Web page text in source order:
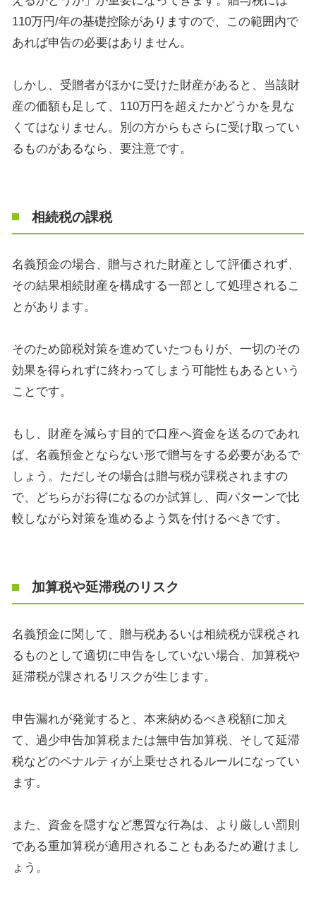
110万円/年の基礎控除がありますので、この範囲内で
あれば申告の必要はありません。
しかし、受贈者がほかに受けた財産があると、当該財
産の価額も足して、 110万円を超えたかどうかを見な
くてはなりません。別の方からもさらに受け取ってい
るものがあるなら、要注意です。
相続税の課税
名義預金の場合、贈与された財産として評価されず、
その結果相続財産を構成する一部として処理されるこ
とがあります。
そのため節税対策を進めていたつもりが、一切のその
効果を得られずに終わってしまう可能性もあるという
ことです。
もし、財産を減らす目的で口座へ資金を送るのであれ
ば、名義預金とならない形で贈与をする必要があるで
しょう。ただしその場合は贈与税が課税されますの
で、どちらがお得になるのか試算し、両パターンで比
較しながら対策を進めるよう気を付けるべきです。
加算税や延滞税のリスク
名義預金に関して、贈与税あるいは相続税が課税され
るものとして適切に申告をしていない場合、加算税や
延滞税が課されるリスクが生じます。
申告漏れが発覚すると、本来納めるべき税額に加え
て、過少申告加算税または無申告加算税、そして延滞
税などのペナルティが上乗せされるルールになってい
ます。
また、資金を隠すなど悪質な行為は、より厳しい罰則
である重加算税が適用されることもあるため避けまし
ょう。